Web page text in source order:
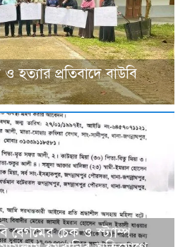
হত্যার প্রতিবাদে বাউবি
বেগমের চেক ও স্ট্যাম্প